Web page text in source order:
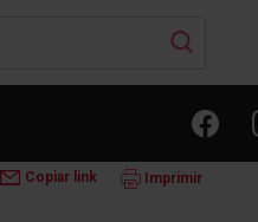
4IF-30BC
Copiar link Imprimir